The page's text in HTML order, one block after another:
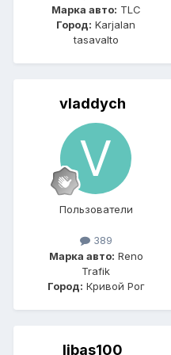
Марка авто: TLC
Город: Karjalan
tasavalto
vladdych
Пользователи
389
Марка авто: Reno
Trafik
Город: Кривой Рог
libas100